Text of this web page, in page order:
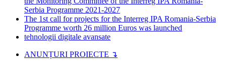
Serbia Programme 2021-2027
The 1st call for projects for the Interreg IPA Romania-Serbia
Programme worth 26 million Euros was launched
tehnologii digitale avansate
ANUNȚURI PROIECTE ↴